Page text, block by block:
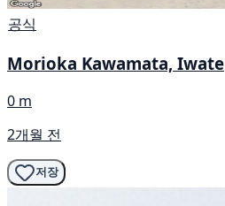
공식
Morioka Kawamata, Iwate
0 m
2개월 전
저장